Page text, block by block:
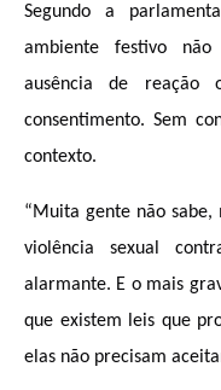
Segundo a
ambiente festivo não
ausência de reação
consentimento. Sem
contexto.
“Muita gente não sabe,
violência sexual
alarmante. E o mais
que existem leis que
elas não precisam